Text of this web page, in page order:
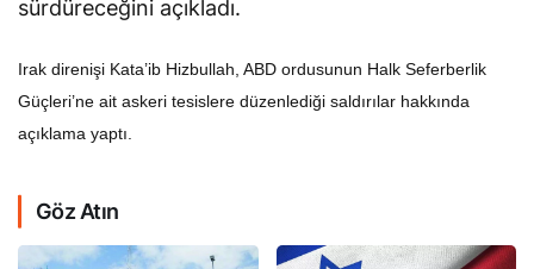
sürdüreceğini açıkladı.
Irak direnişi Kata’ib Hizbullah, ABD ordusunun Halk Seferberlik
Güçleri’ne ait askeri tesislere düzenlediği saldırılar hakkında
açıklama yaptı.
Göz Atın